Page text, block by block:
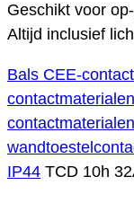
Geschikt voor
Altijd inclusief
Bals CEE-
IP44 TCD 10h